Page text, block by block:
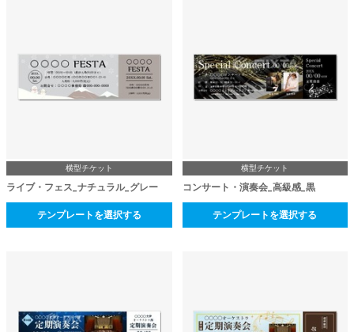
横型チケット
ライブ・フェス_ナチュラル_グレー
テンプレートを選択する
横型チケット
コンサート・演奏会_高級感_黒
テンプレートを選択する